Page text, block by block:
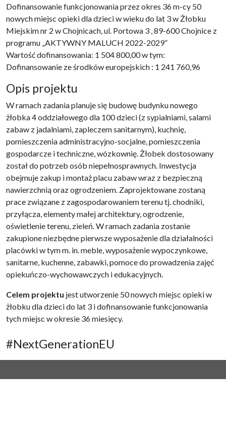
Dofinansowanie funkcjonowania przez okres 36 m-cy 50
nowych miejsc opieki dla dzieci w wieku do lat 3 w Żłobku
Miejskim nr 2 w Chojnicach, ul. Portowa 3 , 89-600 Chojnice z
programu „AKTYWNY MALUCH 2022-2029”
Wartość dofinansowania: 1 504 800,00 w tym:
Dofinansowanie ze środków europejskich : 1 241 760,96
Opis projektu
W ramach zadania planuje się budowę budynku nowego
żłobka 4 oddziałowego dla 100 dzieci (z sypialniami, salami
zabaw z jadalniami, zapleczem sanitarnym), kuchnię,
pomieszczenia administracyjno-socjalne, pomieszczenia
gospodarcze i techniczne, wózkownię. Żłobek dostosowany
został do potrzeb osób niepełnosprawnych. Inwestycja
obejmuje zakup i montaż placu zabaw wraz z bezpieczną
nawierzchnią oraz ogrodzeniem. Zaprojektowane zostaną
prace związane z zagospodarowaniem terenu tj. chodniki,
przyłącza, elementy małej architektury, ogrodzenie,
oświetlenie terenu, zieleń. W ramach zadania zostanie
zakupione niezbędne pierwsze wyposażenie dla działalności
placówki w tym m. in. meble, wyposażenie wypoczynkowe,
sanitarne, kuchenne, zabawki, pomoce do prowadzenia zajęć
opiekuńczo-wychowawczych i edukacyjnych.
Celem projektu jest utworzenie 50 nowych miejsc opieki w
żłobku dla dzieci do lat 3 i dofinansowanie funkcjonowania
tych miejsc w okresie 36 miesięcy.
#NextGenerationEU